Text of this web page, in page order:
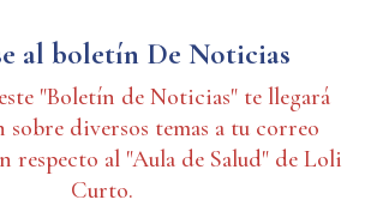
al boletín De Noticias
"Boletín de Noticias" te llegará
diversos temas a tu correo
respecto al "Aula de Salud" de Loli
Curto.